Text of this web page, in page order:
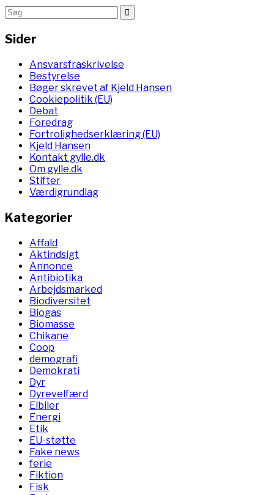
Sider
Ansvarsfraskrivelse
Bestyrelse
Bøger skrevet af Kjeld Hansen
Cookiepolitik (EU)
Debat
Foredrag
Fortrolighedserklæring (EU)
Kjeld Hansen
Kontakt gylle.dk
Om gylle.dk
Stifter
Værdigrundlag
Kategorier
Affald
Aktindsigt
Annonce
Antibiotika
Arbejdsmarked
Biodiversitet
Biogas
Biomasse
Chikane
Coop
demografi
Demokrati
Dyr
Dyrevelfærd
Elbiler
Energi
Etik
EU-støtte
Fake news
ferie
Fiktion
Fisk